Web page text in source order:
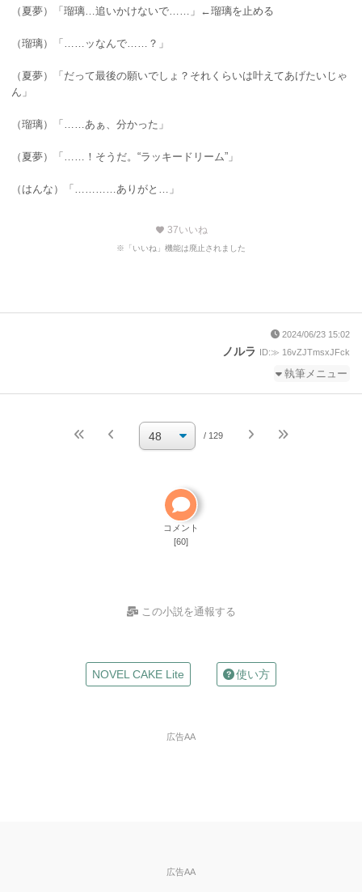
（夏夢）「瑠璃…追いかけないで……」←瑠璃を止める
（瑠璃）「……ッなんで……？」
（夏夢）「だって最後の願いでしょ？それくらいは叶えてあげたいじゃ
ん」
（瑠璃）「……あぁ、分かった」
（夏夢）「……！そうだ。“ラッキードリーム”」
（はんな）「…………ありがと…」
favorite 37いいね
※「いいね」機能は廃止されました
2024/06/23 15:02
ノルラ ID:≫ 16vZJTmsxJFck
執筆メニュー
続きを執筆
/ 129
コメント
[60]
この小説を通報する
※入力した場合は確認メールが自動返信されます
NOVEL CAKE Lite 使い方
広告AA
広告AA